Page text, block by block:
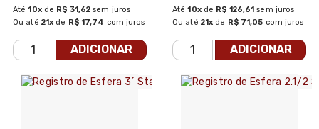
Até10xde R$ 31,62 sem juros
Ou até 21x de R$ 17,74 com juros
ADICIONAR
Até10xde R$ 126,61 sem juros
Ou até 21x de R$ 71,05 com juros
ADICIONAR